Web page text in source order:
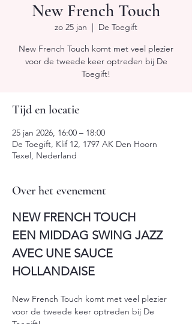
New French Touch
zo 25 jan
  |
De Toegift
New French Touch komt met veel plezier
voor de tweede keer optreden bij De
Toegift!
Tijd en locatie
25 jan 2026, 16:00 – 18:00
De Toegift, Klif 12, 1797 AK Den Hoorn
Texel, Nederland
Over het evenement
NEW FRENCH TOUCH
EEN MIDDAG SWING JAZZ
AVEC UNE SAUCE
HOLLANDAISE
New French Touch komt met veel plezier
voor de tweede keer optreden bij De